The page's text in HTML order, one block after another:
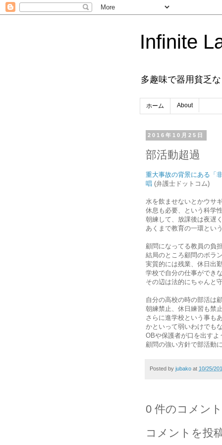
Infinite
多趣味で器用貧乏
ホーム About
2016年10月25日
部活動超過
重大事故の背景にある「
唱 (弁護士ドットコム)
水を飲ませないとかウサ
休息も必要、という科学
朝練して、放課後は夜遅
あくまで教育の一環とい
顧問になってる教員の負
結局のところ顧問のボラ
実質的には残業、休日出
学校で自分の仕事ができ
その辺は法的にちゃんと
自分の高校の時の部活は
朝練禁止、休日練習も禁
さらに進学校という事も
かといって弱いわけでも
OBや保護者が口を出す
顧問の強い方針で部活動
Posted by jubako at 10/25/
0 件のコメン
コメントを投